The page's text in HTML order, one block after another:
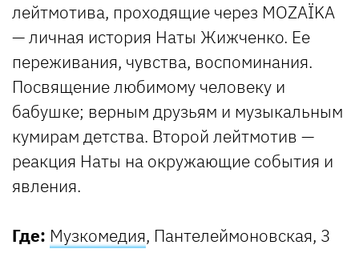
лейтмотива, проходящие через MOZAЇKA
— личная история Наты Жижченко. Ее
переживания, чувства, воспоминания.
Посвящение любимому человеку и
бабушке; верным друзьям и музыкальным
кумирам детства. Второй лейтмотив —
реакция Наты на окружающие события и
явления.
Где: Музкомедия, Пантелеймоновская, 3